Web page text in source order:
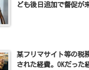
ども後日追加で督促
某フリマサイト等の税
された経費。OKだった